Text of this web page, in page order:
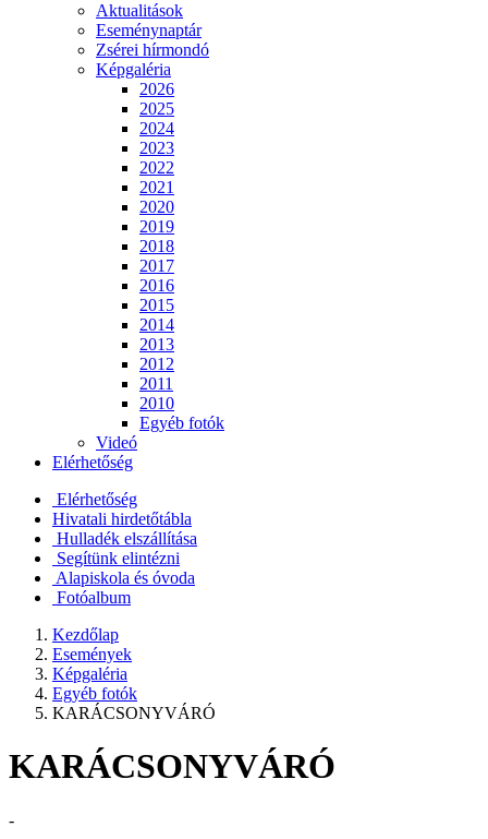
Aktualitások
Eseménynaptár
Zsérei hírmondó
Képgaléria
2026
2025
2024
2023
2022
2021
2020
2019
2018
2017
2016
2015
2014
2013
2012
2011
2010
Egyéb fotók
Videó
Elérhetőség
Elérhetőség
Hivatali hirdetőtábla
Hulladék elszállítása
Segítünk elintézni
Alapiskola és óvoda
Fotóalbum
Kezdőlap
Események
Képgaléria
Egyéb fotók
KARÁCSONYVÁRÓ
KARÁCSONYVÁRÓ
-